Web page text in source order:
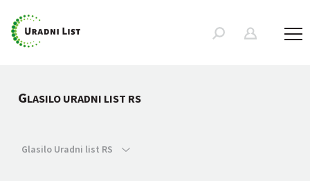
GLASILO URADNI LIST RS
Glasilo Uradni list RS